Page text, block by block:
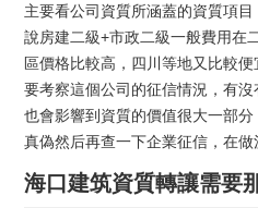
主要看公司資質所涵蓋的資質項
說房建二級+市政二級一般費用在
區價格比較高，四川等地又比較
要考察這個公司的征信情況，有
也會影響到資質的價值很大一部
真偽然后再查一下企業征信，在做
海口建筑資質轉讓需要